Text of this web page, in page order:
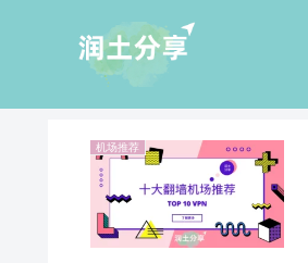
机场推荐